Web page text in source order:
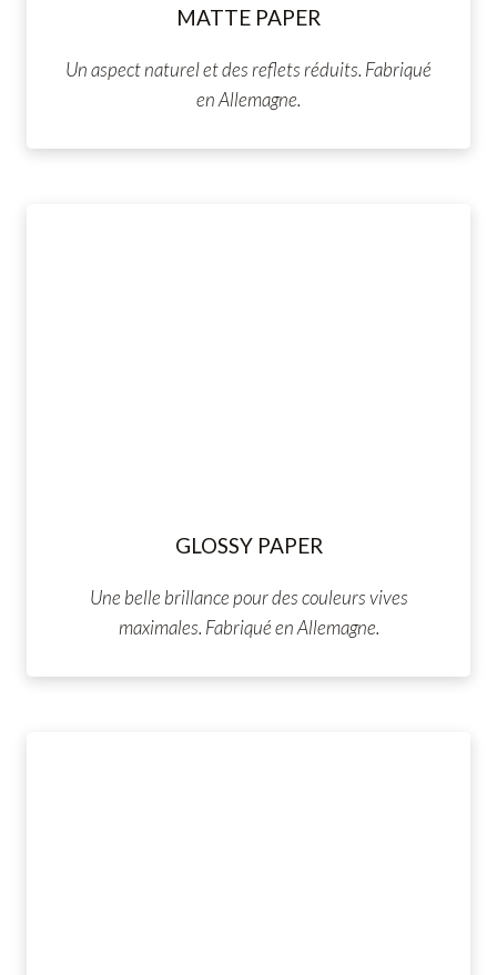
MATTE PAPER
Un aspect naturel et des reflets réduits. Fabriqué
en Allemagne.
GLOSSY PAPER
Une belle brillance pour des couleurs vives
maximales. Fabriqué en Allemagne.